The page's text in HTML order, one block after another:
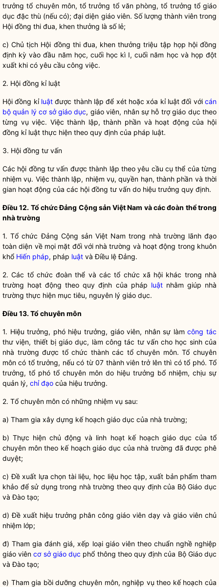
trưởng tổ chuyên môn, tổ trưởng tổ văn phòng, tổ trưởng tổ giáo
dục đặc thù (nếu có); đại diện giáo viên. Số lượng thành viên trong
Hội đồng thi đua, khen thưởng là số lẻ;
c) Chủ tịch Hội đồng thi đua, khen thưởng triệu tập họp hội đồng
định kỳ vào đầu năm học, cuối học kì I, cuối năm học và họp đột
xuất khi có yêu cầu công việc.
2. Hội đồng kỉ luật
Hội đồng kỉ luật được thành lập để xét hoặc xóa kỉ luật đối với cán
bộ quản lý cơ sở giáo dục, giáo viên, nhân sự hỗ trợ giáo dục theo
từng vụ việc. Việc thành lập, thành phần và hoạt động của hội
đồng kỉ luật thực hiện theo quy định của pháp luật.
3. Hội đồng tư vấn
Các hội đồng tư vấn được thành lập theo yêu cầu cụ thể của từng
nhiệm vụ. Việc thành lập, nhiệm vụ,quyền hạn, thành phần và thời
gian hoạt động của các hội đồng tư vấn do hiệu trưởng quy định.
Điều 12. Tổ chức Đảng Cộng sản Việt Nam và các đoàn thể trong
nhà trường
1. Tổ chức Đảng Cộng sản Việt Nam trong nhà trường lãnh đạo
toàn diện về mọi mặt đối với nhà trường và hoạt động trong khuôn
khổ Hiến pháp, pháp luật vàĐiều lệĐảng.
2. Các tổ chức đoàn thể và các tổ chức xã hội khác trong nhà
trường hoạt động theo quy định của pháp luậtnhằm giúp nhà
trường thực hiện mục tiêu, nguyên lý giáo dục.
Điều 13. Tổ chuyên môn
1. Hiệu trưởng, phó hiệu trưởng, giáo viên, nhân sự làmcông tác
thư viện, thiết bị giáo dục, làm công tác tư vấn cho học sinh của
nhà trường được tổ chức thành các tổ chuyên môn. Tổ chuyên
môn có tổ trưởng, nếu có từ 07 thành viên trở lên thì có tổ phó. Tổ
trưởng, tổ phó tổ chuyên môn do hiệu trưởng bổ nhiệm, chịu sự
quản lý, chỉ đạo của hiệu trưởng.
2. Tổ chuyên môn có những nhiệm vụ sau:
a) Tham gia xây dựng kế hoạch giáo dục của nhà trường;
b) Thực hiện chủ động và linh hoạt kế hoạch giáo dục của tổ
chuyên môn theo kế hoạch giáo dục của nhà trường đã được phê
duyệt;
c) Đề xuất lựa chọn tài liệu, học liệu học tập, xuất bản phẩm tham
khảo để sử dụng trong nhà trường theo quy định của Bộ Giáo dục
và Đào tạo;
d) Đề xuất hiệu trưởng phân công giáo viên dạy và giáo viên chủ
nhiệm lớp;
đ) Tham gia đánh giá, xếp loại giáo viêntheo chuẩn nghề nghiệp
giáo viên cơ sở giáo dục phổ thông theo quy định của Bộ Giáo dục
và Đào tạo;
e) Tham gia bồi dưỡng chuyên môn, nghiệp vụ theo kế hoạch của